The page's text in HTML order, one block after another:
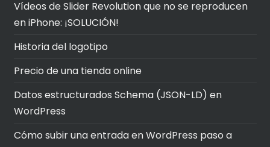
Vídeos de Slider Revolution que no se reproducen
en iPhone: ¡SOLUCIÓN!
Historia del logotipo
Precio de una tienda online
Datos estructurados Schema (JSON-LD) en
WordPress
Cómo subir una entrada en WordPress paso a